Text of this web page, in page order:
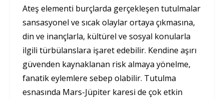
Ateş elementi burçlarda gerçekleşen tutulmalar
sansasyonel ve sıcak olaylar ortaya çıkmasına,
din ve inançlarla, kültürel ve sosyal konularla
ilgili türbülanslara işaret edebilir. Kendine aşırı
güvenden kaynaklanan risk almaya yönelme,
fanatik eylemlere sebep olabilir. Tutulma
esnasında Mars-Jüpiter karesi de çok etkin